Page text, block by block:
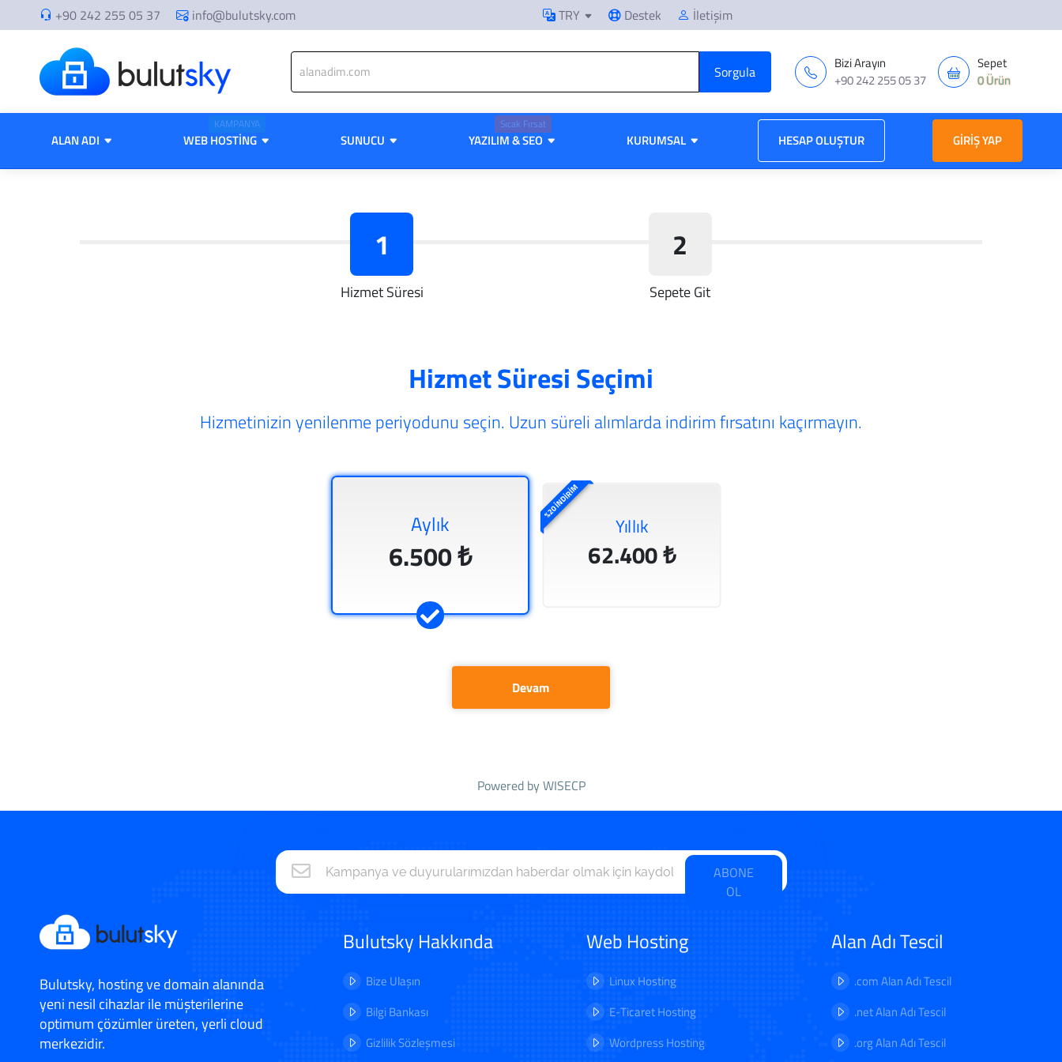
+90 242 255 05 37 info@bulutsky.com TRY Destek İletişim
Bizi Arayın
+90 242 255 05 37
Sepet
0 Ürün
ALAN ADI
KAMPANYA
WEB HOSTING SUNUCU
Sıcak Fırsat
YAZILIM & SEO KURUMSAL HESAP OLUŞTUR GIRIŞ YAP
1
Hizmet Süresi
2
Sepete Git
Hizmet Süresi Seçimi
Hizmetinizin yenilenme periyodunu seçin. Uzun süreli alımlarda indirim fırsatını kaçırmayın.
Aylık
6.500 ₺
%20 İNDİRİM
Yıllık
62.400 ₺
Devam
Powered byWISECP
ABONE
OL
Bulutsky, hosting ve domain alanında
yeni nesil cihazlar ile müşterilerine
optimum çözümler üreten, yerli cloud
merkezidir.
Bulutsky Hakkında
Bize Ulaşın
Bilgi Bankası
Gizlilik Sözleşmesi
Web Hosting
Linux Hosting
E-Ticaret Hosting
Wordpress Hosting
Alan Adı Tescil
.com Alan Adı Tescil
.net Alan Adı Tescil
.org Alan Adı Tescil